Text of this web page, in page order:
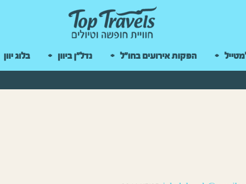
הפקות אירועים בחו"ל נדל"ן ביוון בלוג יוון